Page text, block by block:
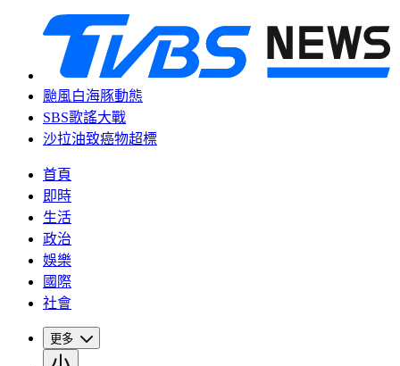
颱風白海豚動態
SBS歌謠大戰
沙拉油致癌物超標
首頁
即時
生活
政治
娛樂
國際
社會
更多